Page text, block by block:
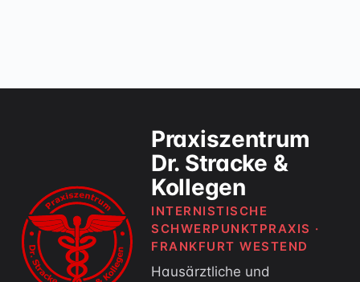
Praxiszentrum
Dr. Stracke &
Kollegen
INTERNISTISCHE
SCHWERPUNKTPRAXIS ·
FRANKFURT WESTEND
Hausärztliche und